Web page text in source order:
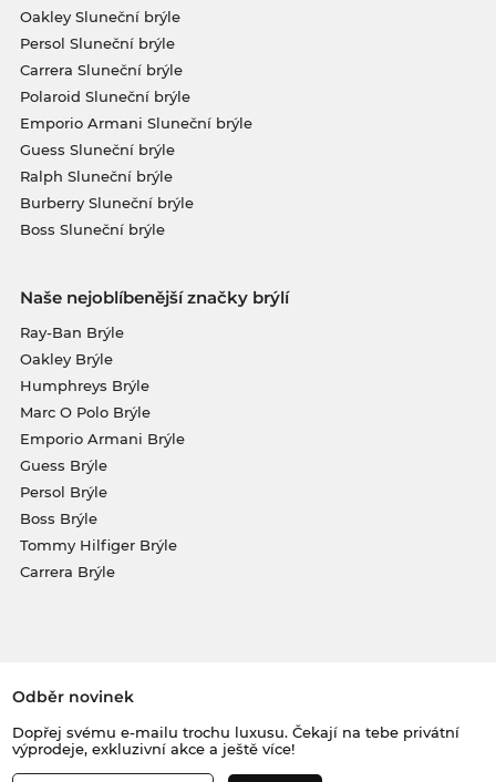
Oakley Sluneční brýle
Persol Sluneční brýle
Carrera Sluneční brýle
Polaroid Sluneční brýle
Emporio Armani Sluneční brýle
Guess Sluneční brýle
Ralph Sluneční brýle
Burberry Sluneční brýle
Boss Sluneční brýle
Naše nejoblíbenější značky brýlí
Ray-Ban Brýle
Oakley Brýle
Humphreys Brýle
Marc O Polo Brýle
Emporio Armani Brýle
Guess Brýle
Persol Brýle
Boss Brýle
Tommy Hilfiger Brýle
Carrera Brýle
Odběr novinek
Dopřej svému e-mailu trochu luxusu. Čekají na tebe privátní
výprodeje, exkluzivní akce a ještě více!